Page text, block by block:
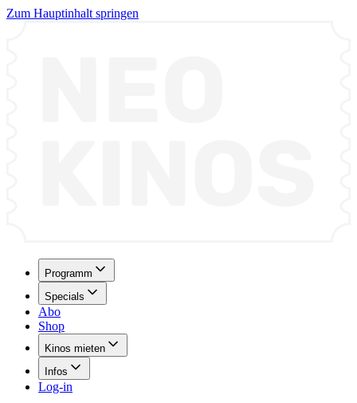
Zum Hauptinhalt springen
Programm
Specials
Abo
Shop
Kinos mieten
Infos
Log-in